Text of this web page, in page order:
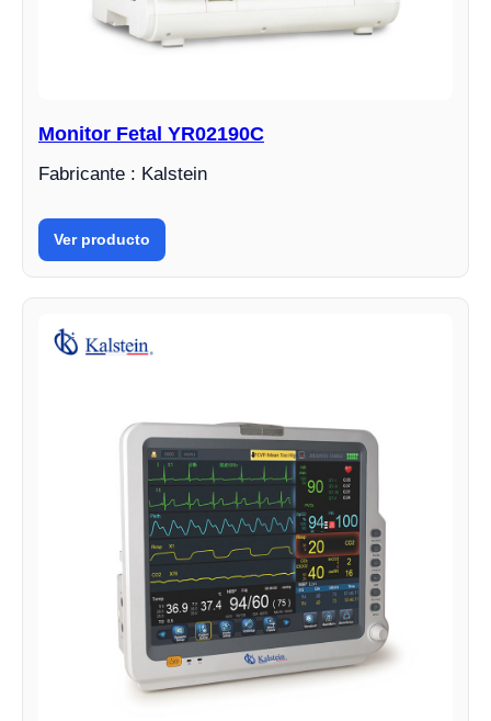
Monitor Fetal YR02190C
Fabricante : Kalstein
Ver producto